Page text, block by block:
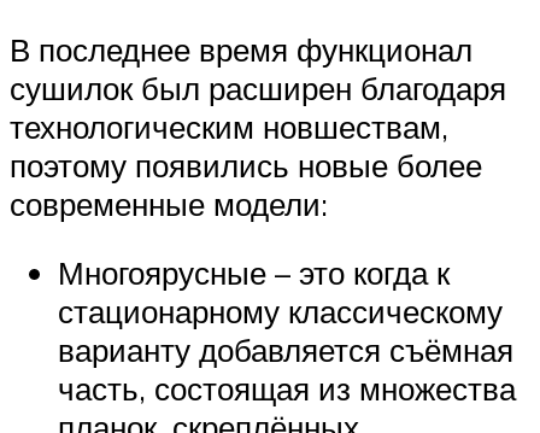
В последнее время функционал
сушилок был расширен благодаря
технологическим новшествам,
поэтому появились новые более
современные модели:
Многоярусные – это когда к
стационарному классическому
варианту добавляется съёмная
часть, состоящая из множества